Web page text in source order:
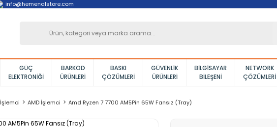
info@hemenalstore.com
GÜÇ
ELEKTRONIĞI
BARKOD
ÜRÜNLERI
BASKI
ÇÖZÜMLERI
GÜVENLIK
ÜRÜNLERI
BILGISAYAR
BILEŞENI
NETWORK
ÇÖZÜMLERI
İşlemci AMD İşlemci Amd Ryzen 7 7700 AM5Pin 65W Fansız (Tray)